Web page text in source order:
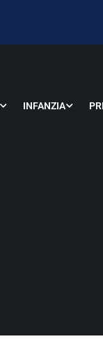
INFANZIA